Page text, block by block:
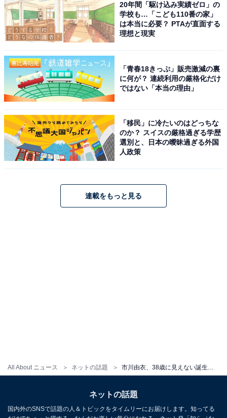
All About ニュース ネットの話題
20年間「駆け込み実績ゼロ」の
学校も…「こども110番の家」
は本当に必要？ PTAが直面する
理想と現実
「青春18きっぷ」販売激減の裏
に何が？ 連続利用の厳格化だけ
ではない「本当の理由」
「移民」に冷たいのはどっちな
のか？ スイスの厳格過ぎる学歴
選別と、日本の曖昧過ぎる外国
人政策
連載をもっと見る
ネットの話題
国内外のSNSで話題の人＆トピックをタイムリーにお届けします。知ってる